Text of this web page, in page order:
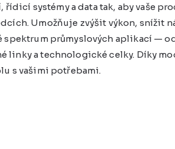
systémy a data tak, aby vaše
Umožňuje zvýšit výkon, snížit
spektrum průmyslových aplikací —
linky a technologické celky. Díky
s vašimi potřebami.